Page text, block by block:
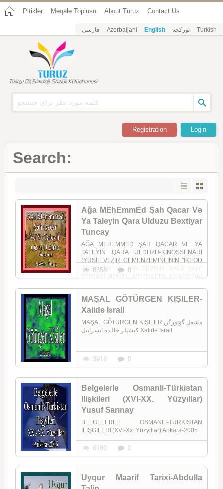
Pitiklər Məqalə Toplusu About Turuz Contact Us
فارسی Azerbaijani English تورکجه Turkish
Login
Registration
Search:
Ağa MEhEmmEd Şah Qacar Və
Ya Taleyin Qara Ulduzu Bextiyar
Tuncay
AĞA MEHEMMED ŞAH QACAR VE YA
TALEYIN QARA ULDUZU-KINOSSENARI
(YUSIF VEZIR ÇEMENZEMINLININ "İKI OD
ARASINDA" VE JAN GEVRIN "XACE ŞAH"
ROMANLARININ MOTIVLERI ESASINDA)
8358 0
MAŞAL GÖTÜRGEN KIŞILER-
Xalide Israil
MAŞAL GÖTÜRGEN KIŞILER مشعل گؤتورگن
کيشيلر خاليده ايسرایيل Xalide Israil
3918 0
Belgelerle Osmanli-Türkistan
Ilişkileri (XVI-XX. Yüzyıllar)
Yusuf Sarınay
BELGELERLE OSMANLI-TÜRKISTAN
ILIŞGILERI (XVI-Xx. Yüzyillar) Ankara-2005
6180 0
Uyqur Maarif Tarixi-Abdulla